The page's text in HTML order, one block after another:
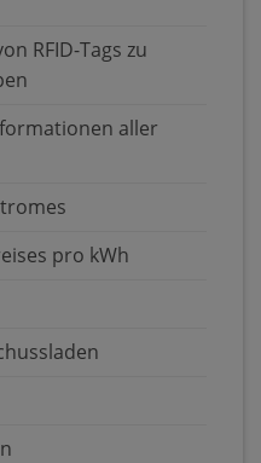
RFID-Tags zu
aller
pro kWh